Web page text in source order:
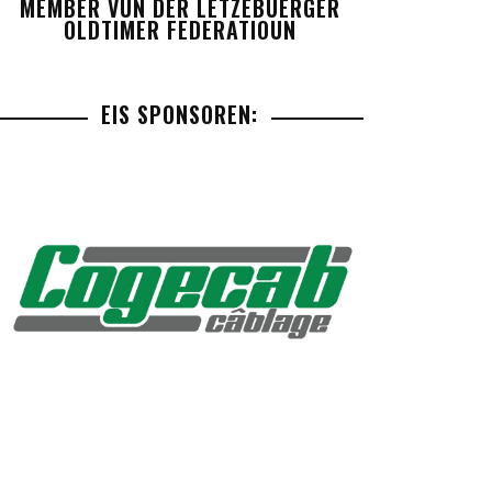
MEMBER VUN DER LETZEBUERGER
OLDTIMER FEDERATIOUN
EIS SPONSOREN: